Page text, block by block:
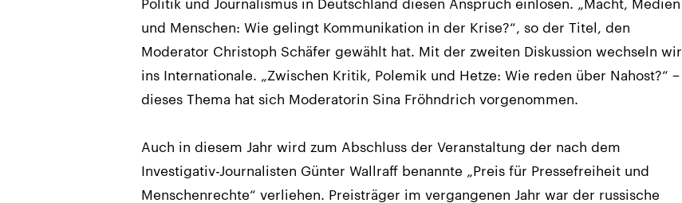
und Menschen: Wie gelingt Kommunikation in der Krise?“, so der Titel, den
Moderator Christoph Schäfer gewählt hat. Mit der zweiten Diskussion wechseln wir
ins Internationale. „Zwischen Kritik, Polemik und Hetze: Wie reden über Nahost?“ −
dieses Thema hat sich Moderatorin Sina Fröhndrich vorgenommen.
Auch in diesem Jahr wird zum Abschluss der Veranstaltung der nach dem
Investigativ-Journalisten Günter Wallraff benannte „Preis für Pressefreiheit und
Menschenrechte“ verliehen. Preisträger im vergangenen Jahr war der russische